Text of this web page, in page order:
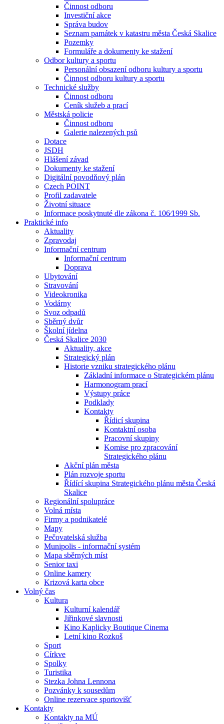
Činnost odboru
Investiční akce
Správa budov
Seznam památek v katastru města Česká Skalice
Pozemky
Formuláře a dokumenty ke stažení
Odbor kultury a sportu
Personální obsazení odboru kultury a sportu
Činnost odboru kultury a sportu
Technické služby
Činnost odboru
Ceník služeb a prací
Městská policie
Činnost odboru
Galerie nalezených psů
Dotace
JSDH
Hlášení závad
Dokumenty ke stažení
Digitální povodňový plán
Czech POINT
Profil zadavatele
Životní situace
Informace poskytnuté dle zákona č. 106⁄1999 Sb.
Praktické info
Aktuality
Zpravodaj
Informační centrum
Informační centrum
Doprava
Ubytování
Stravování
Videokronika
Vodárny
Svoz odpadů
Sběrný dvůr
Školní jídelna
Česká Skalice 2030
Aktuality, akce
Strategický plán
Historie vzniku strategického plánu
Základní informace o Strategickém plánu
Harmonogram prací
Výstupy práce
Podklady
Kontakty
Řídicí skupina
Kontaktní osoba
Pracovní skupiny
Komise pro zpracování
Strategického plánu
Akční plán města
Plán rozvoje sportu
Řídící skupina Strategického plánu města Česká
Skalice
Regionální spolupráce
Volná místa
Firmy a podnikatelé
Mapy
Pečovatelská služba
Munipolis - informační systém
Mapa sběrných míst
Senior taxi
Online kamery
Krizová karta obce
Volný čas
Kultura
Kulturní kalendář
Jiřinkové slavnosti
Kino Kaplicky Boutique Cinema
Letní kino Rozkoš
Sport
Církve
Spolky
Turistika
Stezka Johna Lennona
Pozvánky k sousedům
Online rezervace sportovišť
Kontakty
Kontakty na MÚ